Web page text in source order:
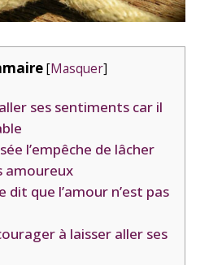
[Masquer]
ses sentiments car il
l’empêche de lâcher
amoureux
que l’amour n’est pas
à laisser aller ses